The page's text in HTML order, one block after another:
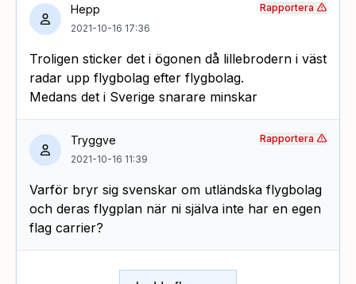
Hepp
2021-10-16 17:36
Troligen sticker det i ögonen då lillebrodern i väst
radar upp flygbolag efter flygbolag.
Medans det i Sverige snarare minskar
Rapportera
Tryggve
2021-10-16 11:39
Varför bryr sig svenskar om utländska flygbolag
och deras flygplan när ni själva inte har en egen
flag carrier?
Rapportera